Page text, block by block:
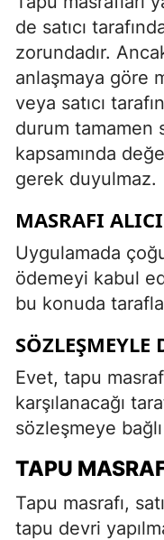
de satıcı
zorundadır.
anlaşmaya göre
veya satıcı
durum tamamen
kapsamında
gerek duyulmaz.
MASRAFI
Uygulamada
ödemeyi kabul
bu konuda
Evet, tapu
karşılanacağı
sözleşmeye
TAPU
Tapu masrafı,
tapu devri